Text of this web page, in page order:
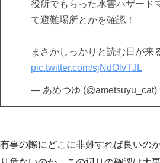
役所でもらった水害ハザード
て避難場所とかを確認！
まさかしっかりと読む日が来
pic.twitter.com/sjNdOlvTJL
— あめつゆ (@ametsuyu_cat)
有事の際にどこに非難すれば良いの